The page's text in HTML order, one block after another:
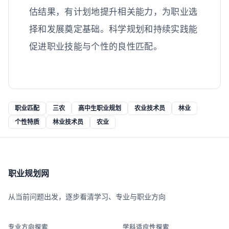
估结果，有计划地提升相关能力，为职业选
择和发展奠定基础。科学规划和持续实践能
促进职业技能与个性的良性匹配。
职业匹配 三农 高中生职业规划 农业技术员
林业
个性特质
林业技术员 农业
职业规划网
从当前问题出发，逐步看清学习、专业与职业方向
专业方向探索 学科适应性探索